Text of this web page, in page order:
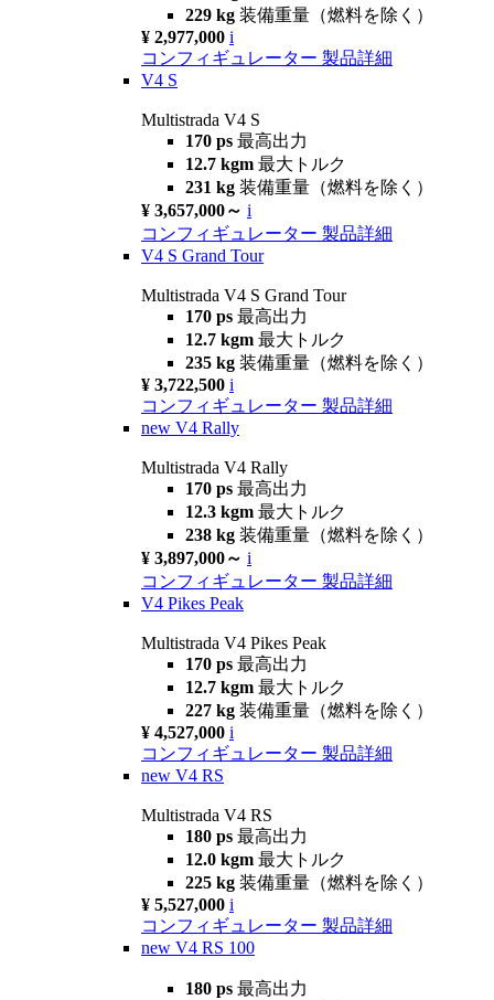
229 kg 装備重量（燃料を除く）
¥ 2,977,000 i
コンフィギュレーター 製品詳細
V4 S
Multistrada V4 S
170 ps 最高出力
12.7 kgm 最大トルク
231 kg 装備重量（燃料を除く）
¥ 3,657,000～ i
コンフィギュレーター 製品詳細
V4 S Grand Tour
Multistrada V4 S Grand Tour
170 ps 最高出力
12.7 kgm 最大トルク
235 kg 装備重量（燃料を除く）
¥ 3,722,500 i
コンフィギュレーター 製品詳細
new V4 Rally
Multistrada V4 Rally
170 ps 最高出力
12.3 kgm 最大トルク
238 kg 装備重量（燃料を除く）
¥ 3,897,000～ i
コンフィギュレーター 製品詳細
V4 Pikes Peak
Multistrada V4 Pikes Peak
170 ps 最高出力
12.7 kgm 最大トルク
227 kg 装備重量（燃料を除く）
¥ 4,527,000 i
コンフィギュレーター 製品詳細
new V4 RS
Multistrada V4 RS
180 ps 最高出力
12.0 kgm 最大トルク
225 kg 装備重量（燃料を除く）
¥ 5,527,000 i
コンフィギュレーター 製品詳細
new V4 RS 100
180 ps 最高出力